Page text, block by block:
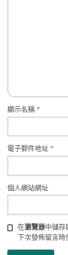
顯示名稱*
電子郵件地址*
個人網站網址
在瀏覽器中儲存
下次發佈留言時